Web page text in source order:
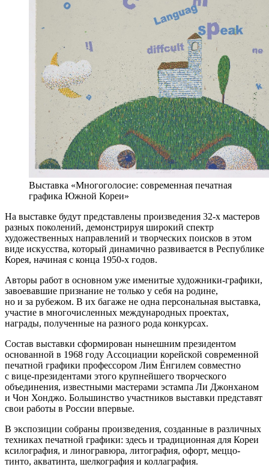
Выставка «Многоголосие: современная печатная
графика Южной Кореи»
На выставке будут представлены произведения 32-х мастеров
разных поколений, демонстрируя широкий спектр
художественных направлений и творческих поисков в этом
виде искусства, который динамично развивается в Республике
Корея, начиная с конца 1950-х годов.
Авторы работ в основном уже именитые художники-графики,
завоевавшие признание не только у себя на родине,
но и за рубежом. В их багаже не одна персональная выставка,
участие в многочисленных международных проектах,
награды, полученные на разного рода конкурсах.
Состав выставки сформирован нынешним президентом
основанной в 1968 году Ассоциации корейской современной
печатной графики профессором Лим Ёнгилем совместно
с вице-президентами этого крупнейшего творческого
объединения, известными мастерами эстампа Ли Джонханом
и Чон Хонджо. Большинство участников выставки представят
свои работы в России впервые.
В экспозиции собраны произведения, созданные в различных
техниках печатной графики: здесь и традиционная для Кореи
ксилография, и линогравюра, литография, офорт, меццо-
тинто, акватинта, шелкография и коллаграфия.